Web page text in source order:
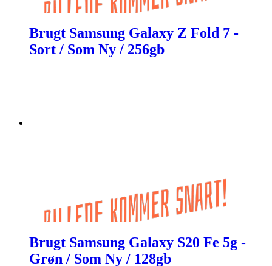
Brugt Samsung Galaxy Z Fold 7 -
Sort / Som Ny / 256gb
Brugt Samsung Galaxy S20 Fe 5g -
Grøn / Som Ny / 128gb